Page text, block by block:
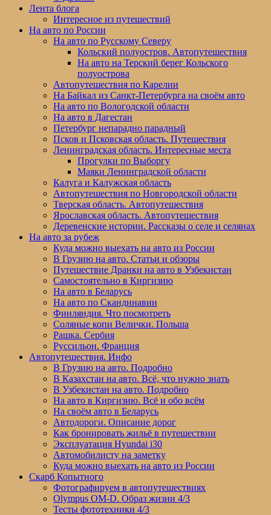
Лента блога
Интересное из путешествий
На авто по России
На авто по Русскому Северу
Кольский полуостров. Автопутешествия
На авто на Терский берег Кольского
полуострова
Автопутешествия по Карелии
На Байкал из Санкт-Петербурга на своём авто
На авто по Вологодской области
На авто в Дагестан
Петербург непарадно парадный
Псков и Псковская область. Путешествия
Ленинградская область. Интересные места
Прогулки по Выборгу
Маяки Ленинградской области
Калуга и Калужская область
Автопутешествия по Новгородской области
Тверская область. Автопутешествия
Ярославская область. Автопутешествия
Деревенские истории. Рассказы о селе и селянах
На авто за рубеж
Куда можно выехать на авто из России
В Грузию на авто. Статьи и обзоры
Путешествие Дранки на авто в Узбекистан
Самостоятельно в Киргизию
На авто в Беларусь
На авто по Скандинавии
Финляндия. Что посмотреть
Соляные копи Велички. Польша
Рашка. Сербия
Руссильон. Франция
Автопутешествия. Инфо
В Грузию на авто. Подробно
В Казахстан на авто. Всё, что нужно знать
В Узбекистан на авто. Подробно
На авто в Киргизию. Всё и обо всём
На своём авто в Беларусь
Автодороги. Описание дорог
Как бронировать жильё в путешествии
Эксплуатация Hyundai i30
Автомобилисту на заметку
Куда можно выехать на авто из России
Скарб Копытного
Фотографируем в автопутешествиях
Olympus OM-D. Образ жизни 4/3
Тесты фототехники 4/3